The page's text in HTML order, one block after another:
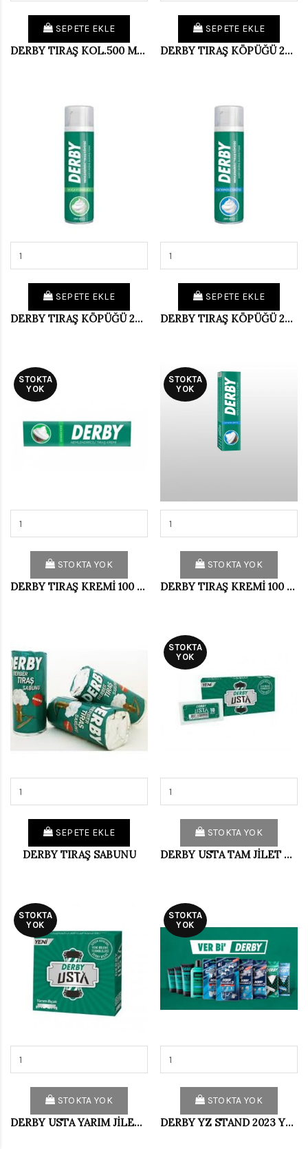
SEPETE EKLE
DERBY TIRAŞ KOL.500 ML OKYANUS
SEPETE EKLE
DERBY TIRAŞ KÖPÜĞÜ 200 ML AMBER
SEPETE EKLE
DERBY TIRAŞ KÖPÜĞÜ 200 ML DOĞA FERAH.
SEPETE EKLE
DERBY TIRAŞ KÖPÜĞÜ 200 ML OKYANUS
STOKTA
YOK
STOKTA YOK
DERBY TIRAŞ KREMİ 100 ML DOĞA FERAHLIĞI
STOKTA
YOK
STOKTA YOK
DERBY TIRAŞ KREMİ 100 ML OKYANUS
SEPETE EKLE
DERBY TIRAŞ SABUNU
STOKTA
YOK
STOKTA YOK
DERBY USTA TAM JİLET YAPRAK 10 LU (10)
STOKTA
YOK
STOKTA YOK
DERBY USTA YARIM JİLET 50 Lİ
STOKTA
YOK
STOKTA YOK
DERBY YZ STAND 2023 YENİ